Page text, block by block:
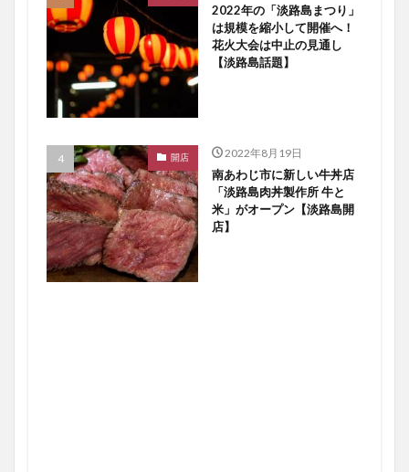
2022年の「淡路島まつり」
は規模を縮小して開催へ！
花火大会は中止の見通し
【淡路島話題】
開店 2022年8月19日
南あわじ市に新しい牛丼店
「淡路島肉丼製作所 牛と
米」がオープン【淡路島開
店】